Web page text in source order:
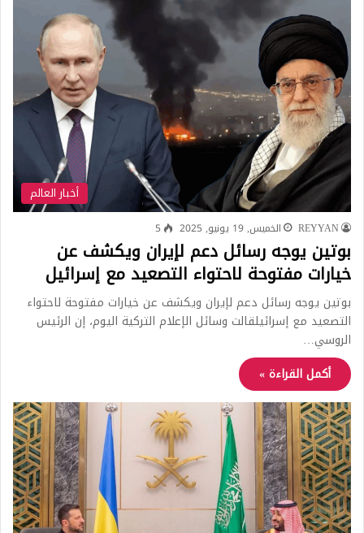
أخبار العالم
REYYAN الخميس, 19 يونيو, 2025 5
بوتين يوجه رسائل دعم لإيران ويكشف عن
خيارات مفتوحة لاحتواء التصعيد مع إسرائيل
بوتين يوجه رسائل دعم لإيران ويكشف عن خيارات مفتوحة لاحتواء
التصعيد مع إسرائيلقالت وسائل الإعلام التركية اليوم، إن الرئيس
الروسي…
أكمل القراءة »